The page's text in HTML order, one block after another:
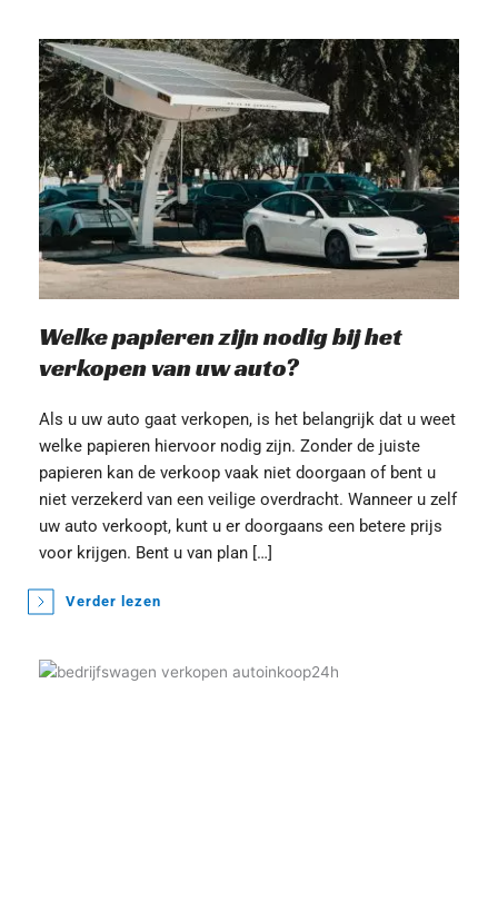
Welke papieren zijn nodig bij het
verkopen van uw auto?
Als u uw auto gaat verkopen, is het belangrijk dat u weet
welke papieren hiervoor nodig zijn. Zonder de juiste
papieren kan de verkoop vaak niet doorgaan of bent u
niet verzekerd van een veilige overdracht. Wanneer u zelf
uw auto verkoopt, kunt u er doorgaans een betere prijs
voor krijgen. Bent u van plan […]
Verder lezen